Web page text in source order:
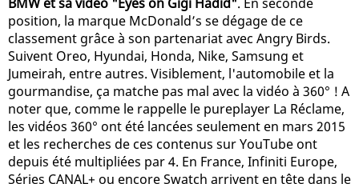
position, la marque McDonald’s se dégage de ce
classement grâce à son partenariat avec Angry Birds.
Suivent Oreo, Hyundai, Honda, Nike, Samsung et
Jumeirah, entre autres. Visiblement, l'automobile et la
gourmandise, ça matche pas mal avec la vidéo à 360° ! A
noter que, comme le rappelle le pureplayer La Réclame,
les vidéos 360° ont été lancées seulement en mars 2015
et les recherches de ces contenus sur YouTube ont
depuis été multipliées par 4. En France, Infiniti Europe,
Séries CANAL+ ou encore Swatch arrivent en tête dans le